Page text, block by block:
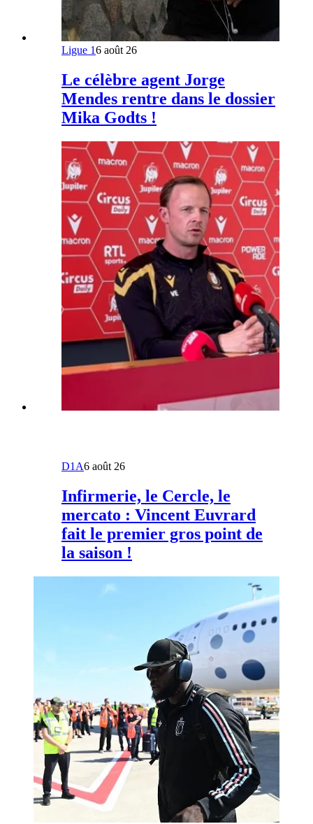
Ligue 16 août 26
Le célèbre agent Jorge
Mendes rentre dans le dossier
Mika Godts !
D1A6 août 26
Infirmerie, le Cercle, le
mercato : Vincent Euvrard
fait le premier gros point de
la saison !